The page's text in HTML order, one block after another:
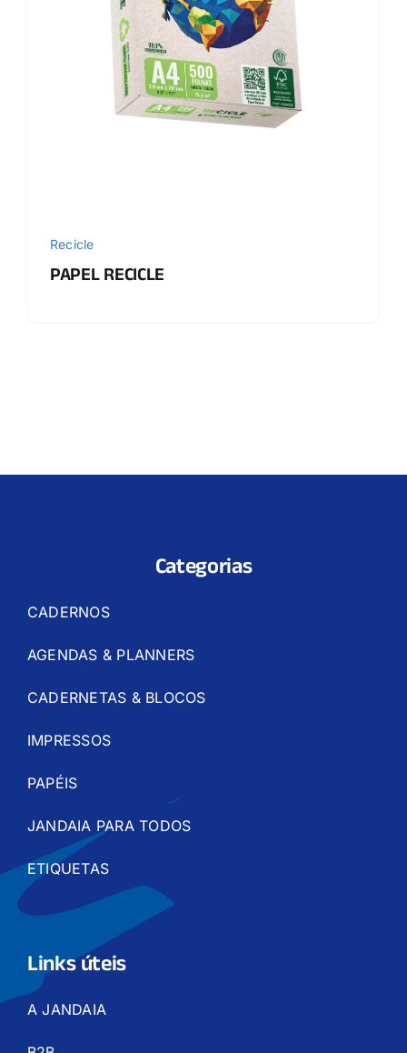
Recicle
PAPEL RECICLE
Categorias
CADERNOS
AGENDAS & PLANNERS
CADERNETAS & BLOCOS
IMPRESSOS
PAPÉIS
JANDAIA PARA TODOS
ETIQUETAS
Links úteis
A JANDAIA